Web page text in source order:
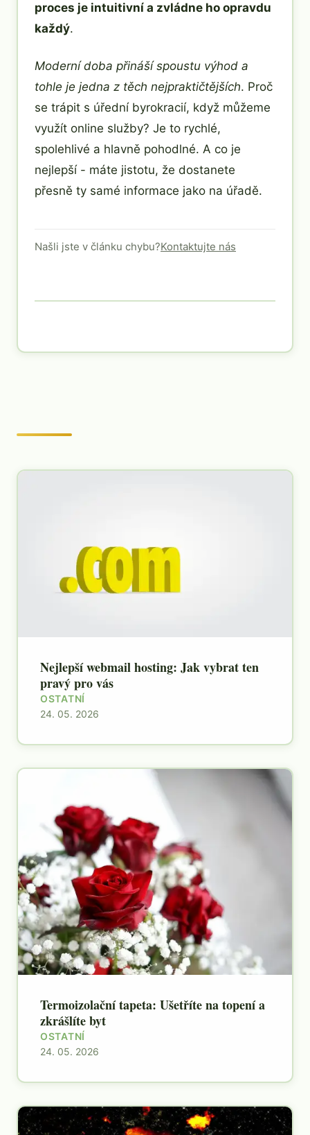
proces je intuitivní a zvládne ho opravdu
každý.
Moderní doba přináší spoustu výhod a
tohle je jedna z těch nejpraktičtějších. Proč
se trápit s úřední byrokracií, když můžeme
využít online služby? Je to rychlé,
spolehlivé a hlavně pohodlné. A co je
nejlepší - máte jistotu, že dostanete
přesně ty samé informace jako na úřadě.
Našli jste v článku chybu?Kontaktujte nás
Nejlepší webmail hosting: Jak vybrat ten
pravý pro vás
OSTATNÍ
24. 05. 2026
Termoizolační tapeta: Ušetříte na topení a
zkrášlíte byt
OSTATNÍ
24. 05. 2026